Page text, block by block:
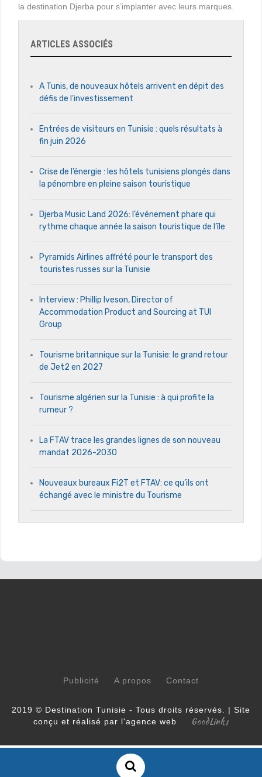
la destination Djerba pour s’implanter avec leurs marques.
ARTICLES ASSOCIÉS
A Tunis, de nouveaux hôtels arrivent en dépit des
défis de l’investissement
Entrées de visiteurs en Tunisie : quels résultats à
fin juin 2026
Crise de l’énergie : les hôtels tunisiens plongés dans
la pénombre en pleine saison touristique
Djerba Music Land 2026: l’événement phare qui
rythme chaque année la saison touristique de l’île
Pyramids Airlines affrété pour le transport des
touristes russes sur la Tunisie
Interview : Phillip Iveson, Director of
Accommodation Product and Sourcing at TUI
Group
Tourisme britannique sur la Tunisie: le grand retour
de Jet2 en 2027
Tourisme algérien sur la Tunisie : à qui profite la
rumeur ?
La FTAV trace les grandes lignes de son nouveau
mandat 2026-2030
Nouveaux bureaux Fi2T et FTAV: ce qu’ils ont
échangé avec le ministre du Tourisme
Publicité A propos Contact
2019 © Destination Tunisie - Tous droits réservés. | Site
conçu et réalisé par l'agence web
GoodLinks